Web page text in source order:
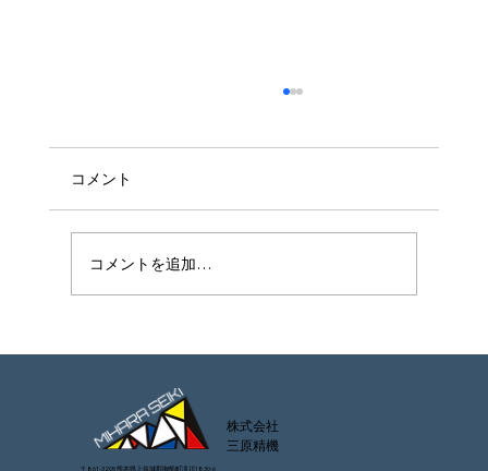
コメント
コメントを追加…
株式会社
​三原精機
〒861-3205 熊本県上益城郡御船町滝川1830-6